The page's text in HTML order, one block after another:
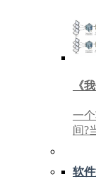
《
一
间?
软